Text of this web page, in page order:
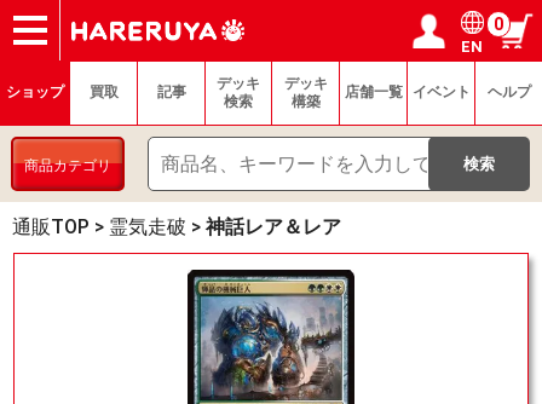
ショップ
買取
記事
デッキ検索
デッキ構築
選手一覧
店舗一覧
イベント
ヘルプ
お問い合わせ ログイン／会員登録
マイページ
EN
0
ショップ 買取 記事
デッキ
検索
デッキ
構築
店舗一覧 イベント ヘルプ
商品カテゴリ
通販TOP > 霊気走破 > 神話レア＆レア